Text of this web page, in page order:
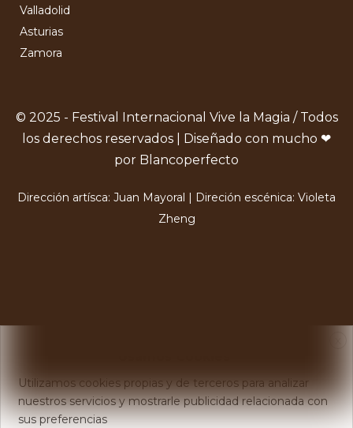
Valladolid
Asturias
Zamora
© 2025 - Festival Internacional Vive la Magia / Todos
los derechos reservados | Diseñado con mucho ❤
por Blancoperfecto
Dirección artísca: Juan Mayoral | Direción escénica: Violeta
Zheng
Utilizamos cookies propias y de terceros para analizar
nuestros servicios y mostrarle publicidad relacionada con
sus preferencias